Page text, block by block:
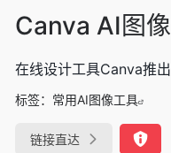
Canva AI图
在线设计工具Canva推
标签： 常用AI图像工具
链接直达